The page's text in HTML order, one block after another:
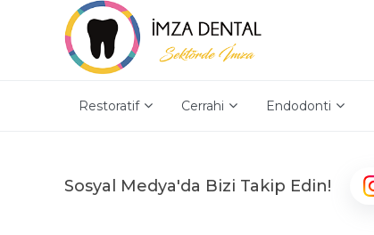
Restoratif Cerrahi Endodonti
Sosyal Medya'da Bizi Takip Edin!